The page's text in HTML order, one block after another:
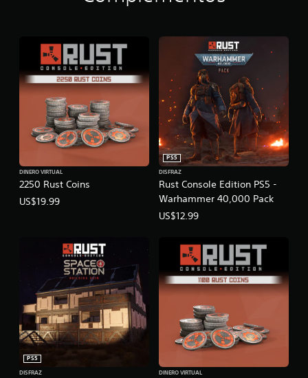
2250 Rust Coins
DINERO VIRTUAL
US$19.99
Rust Console Edition PS5 -
Warhammer 40,000 Pack
PS5
DISFRAZ
US$12.99
PS5
DISFRAZ
DINERO VIRTUAL